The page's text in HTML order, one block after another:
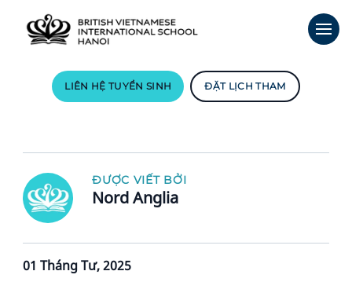
LIÊN HỆ TUYỂN SINH ĐẶT LỊCH THAM
ĐƯỢC VIẾT BỞI
Nord Anglia
01 Tháng Tư, 2025